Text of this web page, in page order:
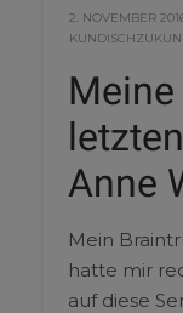
2. NOVEMBER
Anne
Mein
hatte mir
auf diese